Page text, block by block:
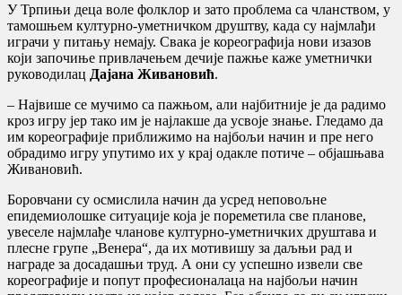
У Трпињи деца воле фолклор и зато проблема са чланством, у
тамошњем културно-уметничком друштву, када су најмлађи
играчи у питању немају. Свака је кореографија нови изазов
који започиње привлачењем дечије пажње каже уметнички
руководилац Дајана Живановић.
– Највише се мучимо са пажњом, али најбитније је да радимо
кроз игру јер тако им је најлакше да усвоје знање. Гледамо да
им кореографије приближимо на најбољи начин и пре него
обрадимо игру упутимо их у крај одакле потиче – објашњава
Живановић.
Боровчани су осмислила начин да усред неповољне
епидемиолошке ситуације која је пореметила све планове,
увеселе најмлађе чланове културно-уметничких друштава и
плесне групе „Венера“, да их мотивишу за даљњи рад и
награде за досадашњи труд. А они су успешно извели све
кореографије и попут професионалаца на најбољи начин